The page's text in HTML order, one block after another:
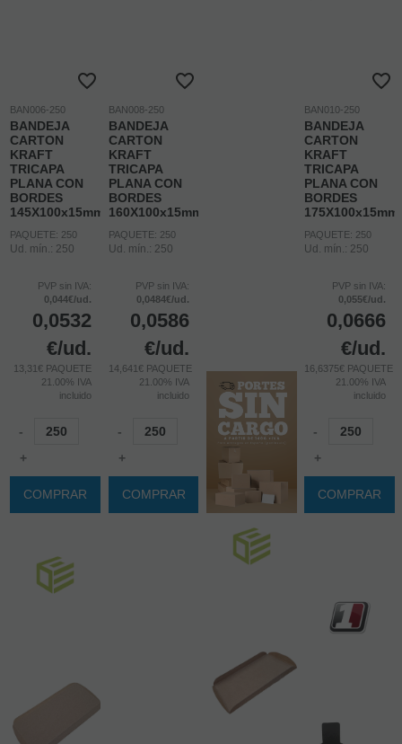
BAN006-250
BANDEJA
CARTON
KRAFT
TRICAPA
PLANA CON
BORDES
145X100x15mm
PAQUETE: 250
Ud. mín.: 250
PVP sin IVA:
0,044€/ud.
0,0532
€/ud.
13,31€ PAQUETE
21.00% IVA
incluido
-
+
COMPRAR
BAN008-250
BANDEJA
CARTON
KRAFT
TRICAPA
PLANA CON
BORDES
160X100x15mm
PAQUETE: 250
Ud. mín.: 250
PVP sin IVA:
0,0484€/ud.
0,0586
€/ud.
14,641€ PAQUETE
21.00% IVA
incluido
-
+
COMPRAR
BAN010-250
BANDEJA
CARTON
KRAFT
TRICAPA
PLANA CON
BORDES
175X100x15mm
PAQUETE: 250
Ud. mín.: 250
PVP sin IVA:
0,055€/ud.
0,0666
€/ud.
16,6375€ PAQUETE
21.00% IVA
incluido
-
+
COMPRAR